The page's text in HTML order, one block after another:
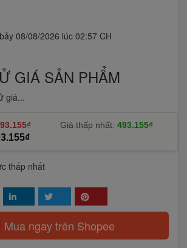
08/08/2026 lúc 02:57 CH
GIÁ SẢN PHẨM
giá...
Giá thấp nhất: 493.155₫
thấp nhất
Mua ngay trên Shopee